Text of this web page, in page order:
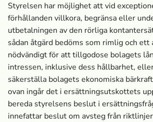
Styrelsen har möjlighet att vid
förhållanden villkora, begränsa eller
utbetalningen av den rörliga
sådan åtgärd bedöms som rimlig och ett
nödvändigt för att tillgodose bolagets
intressen, inklusive dess hållbarhet,
säkerställa bolagets ekonomiska
ovan ingår det i ersättningsutskottets
bereda styrelsens beslut i
innefattar beslut om avsteg från